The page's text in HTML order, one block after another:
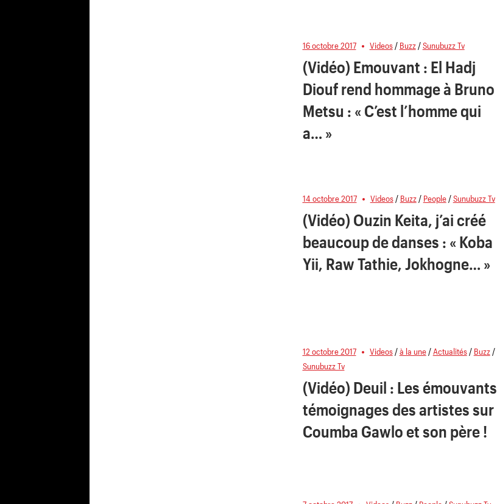
16 octobre 2017 Videos/ Buzz/Sunubuzz Tv
(Vidéo) Emouvant : El Hadj
Diouf rend hommage à Bruno
Metsu : « C’est l’homme qui
a… »
14 octobre 2017 Videos/ Buzz/ People/Sunubuzz Tv
(Vidéo) Ouzin Keita, j’ai créé
beaucoup de danses : « Koba
Yii, Raw Tathie, Jokhogne… »
12 octobre 2017 Videos/à la une/Actualités/ Buzz/
Sunubuzz Tv
(Vidéo) Deuil : Les émouvants
témoignages des artistes sur
Coumba Gawlo et son père !